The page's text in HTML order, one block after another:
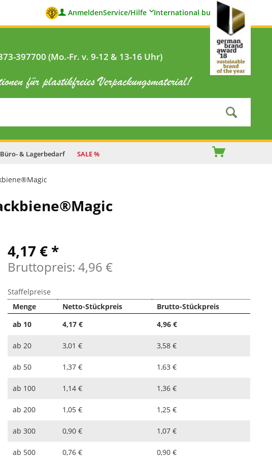
AnmeldenService/Hilfe International buyers
397700 (Mo.-Fr. v. 9-12 & 13-16 Uhr)
Büro- & Lagerbedarf SALE %
4,17 € *
Bruttopreis: 4,96 €
Staffelpreise
Menge
Netto-Stückpreis
Brutto-Stückpreis
ab 10 4,17 € 4,96 €
ab 20 3,01 € 3,58 €
ab 50 1,37 € 1,63 €
ab 100 1,14 € 1,36 €
ab 200 1,05 € 1,25 €
ab300 0,90 € 1,07 €
ab 500 0,76 € 0,90 €